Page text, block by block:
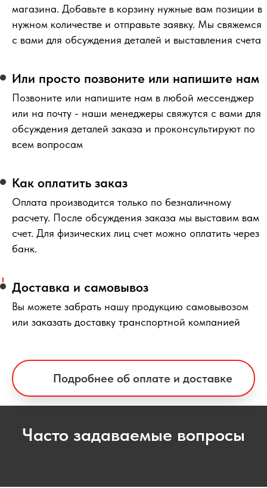
магазина. Добавьте в корзину нужные вам позиции в
нужном количестве и отправьте заявку. Мы свяжемся
с вами для обсуждения деталей и выставления счета
Или просто позвоните или напишите нам
Позвоните или напишите нам в любой мессенджер
или на почту - наши менеджеры свяжутся с вами для
обсуждения деталей заказа и проконсультируют по
всем вопросам
Как оплатить заказ
Оплата производится только по безналичному
расчету. После обсуждения заказа мы выставим вам
счет. Для физических лиц счет можно оплатить через
банк.
Доставка и самовывоз
Вы можете забрать нашу продукцию самовывозом
или заказать доставку транспортной компанией
Подробнее об оплате и доставке
Часто задаваемые вопросы